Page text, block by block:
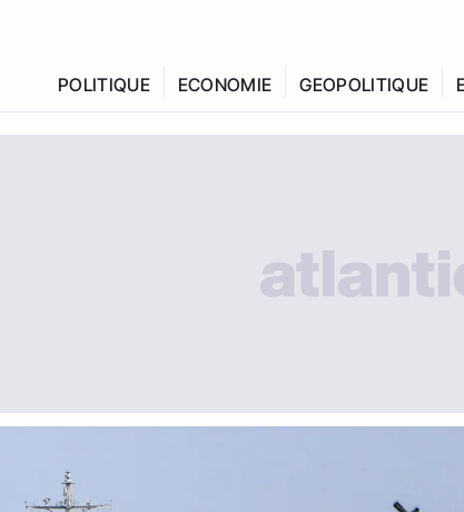
POLITIQUE ECONOMIE GEOPOLITIQUE